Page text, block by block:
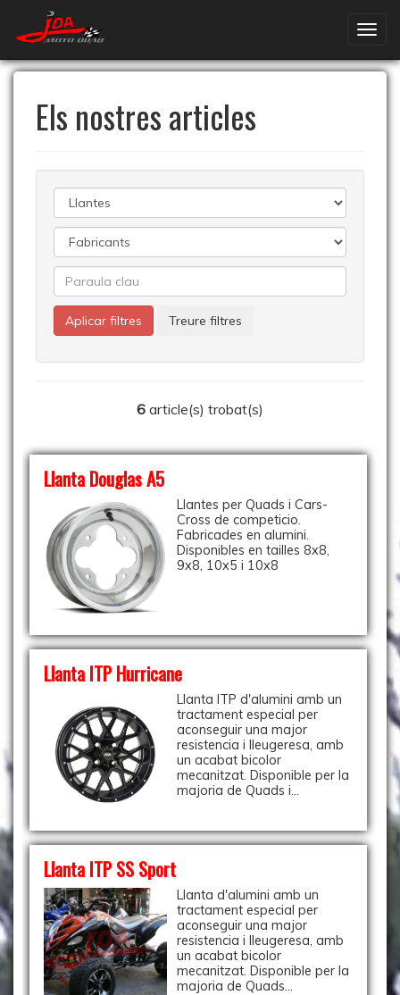
Els nostres articles
6 article(s) trobat(s)
Llanta Douglas A5
Llantes per Quads i Cars-
Cross de competicio.
Fabricades en alumini.
Disponibles en tailles 8x8,
9x8, 10x5 i 10x8
Llanta ITP Hurricane
Llanta ITP d'alumini amb un
tractament especial per
aconseguir una major
resistencia i lleugeresa, amb
un acabat bicolor
mecanitzat. Disponible per la
majoria de Quads i...
Llanta ITP SS Sport
Llanta d'alumini amb un
tractament especial per
aconseguir una major
resistencia i lleugeresa, amb
un acabat bicolor
mecanitzat. Disponible per la
majoria de Quads...